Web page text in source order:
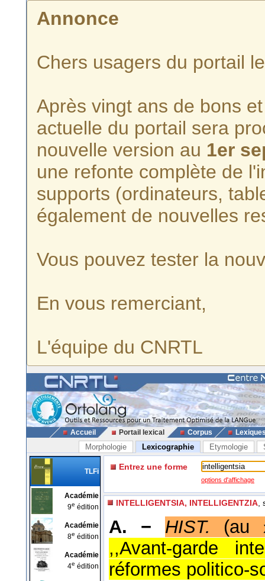
Annonce
Chers usagers du portail
Après vingt ans de bons
actuelle du portail sera
nouvelle version au 1er
une refonte complète de
supports (ordinateurs,
également de nouvelles
Vous pouvez tester la
En vous remerciant,
L'équipe du CNRTL
Accueil Portail lexical Corpus
Morphologie Lexicographie Etymologie
TLFi
Académie
9e édition
Académie
8e édition
Académie
4e édition
Entrez une forme
options d'affichage
INTELLIGENTSIA, INTELLIGENTZIA
A. − HIST. (au
,,Avant-garde
réformes politico-